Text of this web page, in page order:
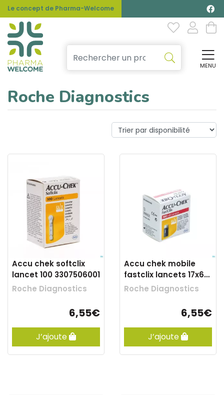
Le concept de Pharma-Welcome
MENU
Roche Diagnostics
Accu chek softclix
lancet 100 3307506001
Roche Diagnostics
6,55€
J’ajoute
Accu chek mobile
fastclix lancets 17x6
5208475001
Roche Diagnostics
6,55€
J’ajoute